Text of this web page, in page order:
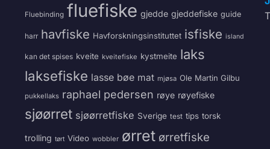
Fluebinding fluefiske gjedde gjeddefiske guide
harr havfiske Havforskningsinstituttet isfiske island
kan det spises kveite kveitefiske kystmeite laks
laksefiske lasse bøe mat mjøsa Ole Martin Gilbu
pukkellaks raphael pedersen røye røyefiske
sjøørret sjøørretfiske Sverige test tips torsk
trolling tørt Video wobbler ørret ørretfiske